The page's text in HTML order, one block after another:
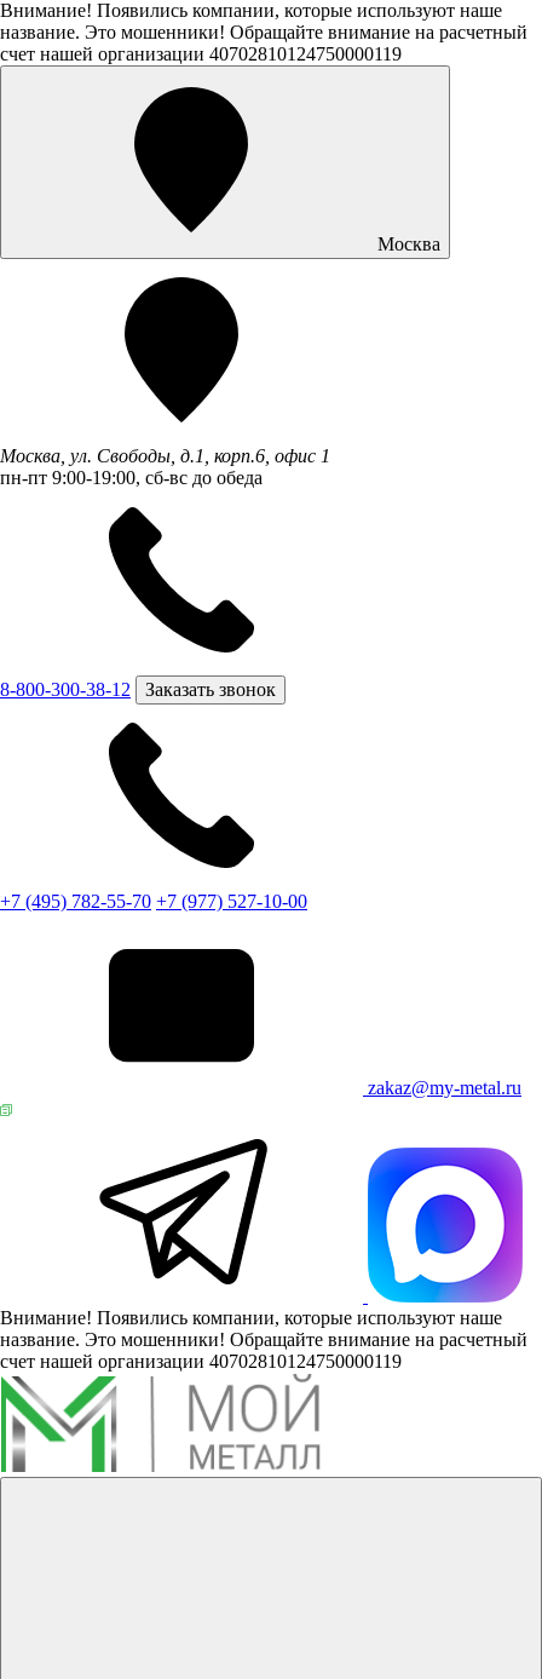
Внимание! Появились компании, которые используют наше
название. Это мошенники! Обращайте внимание на расчетный
счет нашей организации 40702810124750000119
Москва
Москва, ул. Свободы, д.1, корп.6, офис 1
пн-пт 9:00-19:00, сб-вс до обеда
8-800-300-38-12 Заказать звонок
+7 (495) 782-55-70 +7 (977) 527-10-00
zakaz@my-metal.ru
Внимание! Появились компании, которые используют наше
название. Это мошенники! Обращайте внимание на расчетный
счет нашей организации 40702810124750000119